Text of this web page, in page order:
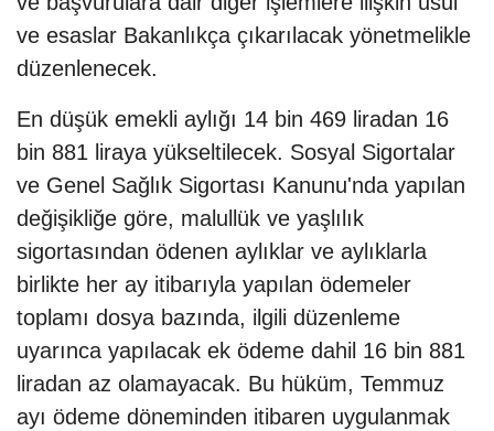
ve esaslar Bakanlıkça çıkarılacak yönetmelikle
düzenlenecek.
En düşük emekli aylığı 14 bin 469 liradan 16
bin 881 liraya yükseltilecek. Sosyal Sigortalar
ve Genel Sağlık Sigortası Kanunu'nda yapılan
değişikliğe göre, malullük ve yaşlılık
sigortasından ödenen aylıklar ve aylıklarla
birlikte her ay itibarıyla yapılan ödemeler
toplamı dosya bazında, ilgili düzenleme
uyarınca yapılacak ek ödeme dahil 16 bin 881
liradan az olamayacak. Bu hüküm, Temmuz
ayı ödeme döneminden itibaren uygulanmak